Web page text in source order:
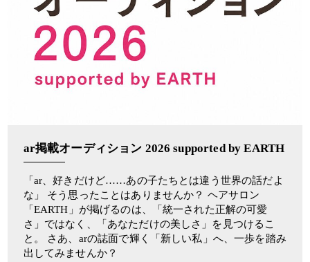
ar掲載オーディション 2026 supported by EARTH
「ar、好きだけど……あの子たちとは違う世界の話だよ
な」 そう思ったことはありませんか？ ヘアサロン
「EARTH」が掲げるのは、「統一された正解の可愛
さ」ではなく、「あなただけの美しさ」を見つけるこ
と。 さあ、arの誌面で輝く「新しい私」へ、一歩を踏み
出してみませんか？